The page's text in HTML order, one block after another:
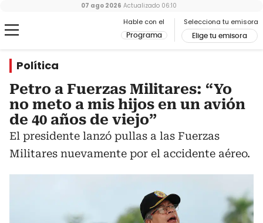
Hable con el
Programa
Selecciona tu emisora
Elige tu emisora
07 ago 2026 Actualizado 06:10
Política
Petro a Fuerzas Militares: “Yo
no meto a mis hijos en un avión
de 40 años de viejo”
El presidente lanzó pullas a las Fuerzas
Militares nuevamente por el accidente aéreo.